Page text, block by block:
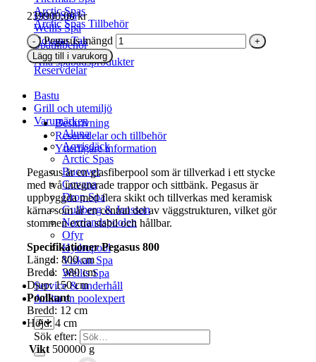
Arctic Spas
Arctic Spas Tillbehör
Drop Spa
Wellis Spa
Covana Tak
Spakemikalier
Spatillbehör
Swimspa
Reservdelar
Alla spabadsprodukter
Bastu
Grill och utemiljö
Varumärken
Aluna
Aqvisdäck
Arctic Spas
Bucover
Covana
Drop Spa
Gullberg & Jansson
Norrlandspoolen
Ofyr
Hydropool
Viskan Spa
Wellis Spa
Service & underhåll
Anlita en poolexpert
Sök efter:
239900,00kr
Pegasus mängd
Lägg till i varukorg
Beskrivning
Reservdelar och tillbehör
Ytterligare information
Pegasus är en glasfiberpool som är tillverkad i ett stycke
med två integrerade trappor och sittbänk. Pegasus är
uppbyggda med flera skikt och tillverkas med keramisk
kärna som är en central del av väggstrukturen, vilket gör
stommen extra stabil och hållbar.
Specifikationer Pegasus 800
Längd: 800 cm
Bredd: 380 cm
Djup: 150 cm
Poolkant
Bredd: 12 cm
Höjd: 4 cm
Vikt 500000 g